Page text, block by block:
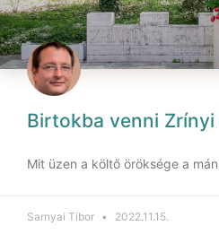
Birtokba venni
Mit üzen a költő öröksége a
Sarnyai Tibor 2022.11.15.